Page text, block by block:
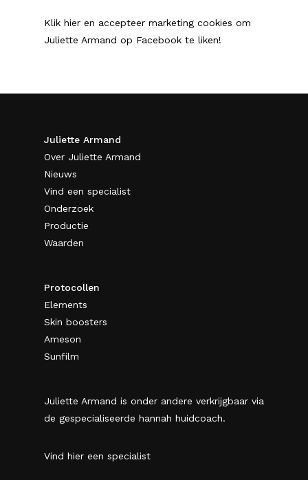
Klik hier en accepteer marketing cookies om
Juliette Armand op Facebook te liken!
Juliette Armand
Over Juliette Armand
Nieuws
Vind een specialist
Onderzoek
Productie
Waarden
Protocollen
Elements
Skin boosters
Ameson
Sunfilm
Juliette Armand is onder andere verkrijgbaar via
de gespecialiseerde hannah huidcoach.
Vind hier een specialist